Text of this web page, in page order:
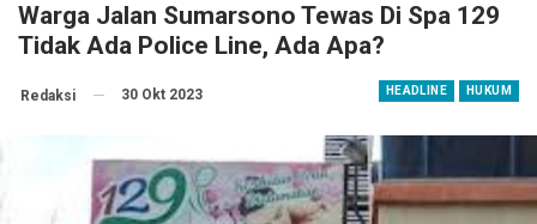
Warga Jalan Sumarsono Tewas Di Spa 129
Tidak Ada Police Line, Ada Apa?
HEADLINE HUKUM
Redaksi 30 Okt 2023